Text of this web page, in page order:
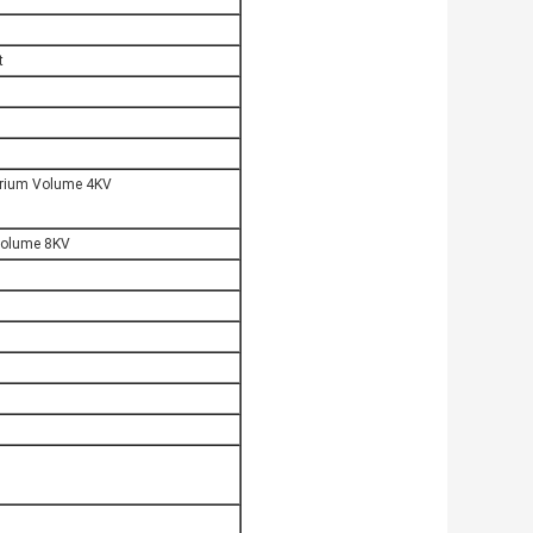
Volume 4KV
8KV